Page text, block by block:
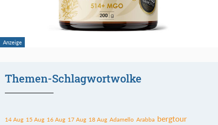
Themen-Schlagwortwolke
14 Aug 15 Aug 16 Aug 17 Aug 18 Aug Adamello Arabba bergtour